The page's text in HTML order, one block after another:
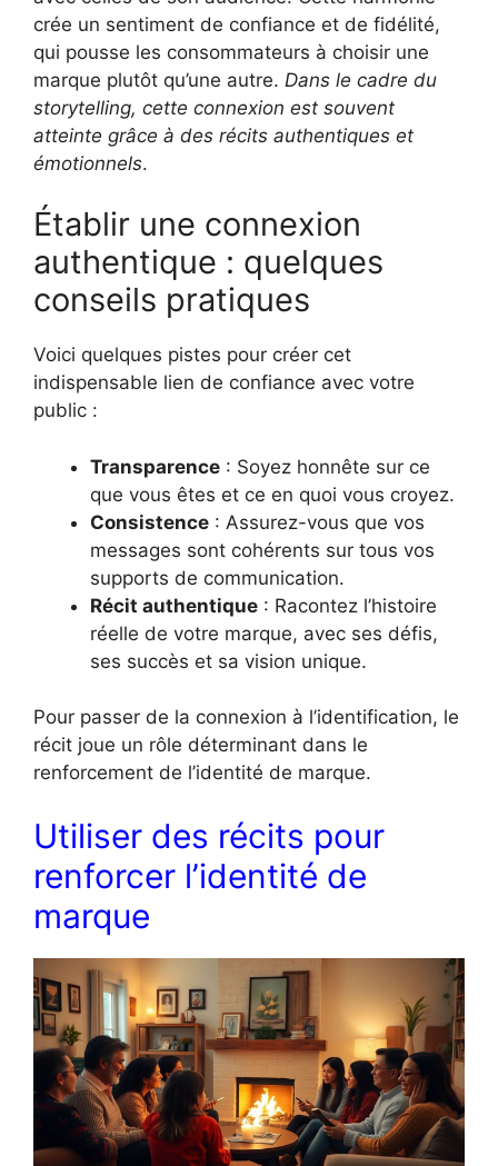
crée un sentiment de confiance et de fidélité,
qui pousse les consommateurs à choisir une
marque plutôt qu’une autre. Dans le cadre du
storytelling, cette connexion est souvent
atteinte grâce à des récits authentiques et
émotionnels.
Établir une connexion
authentique : quelques
conseils pratiques
Voici quelques pistes pour créer cet
indispensable lien de confiance avec votre
public :
Transparence : Soyez honnête sur ce
que vous êtes et ce en quoi vous croyez.
Consistence : Assurez-vous que vos
messages sont cohérents sur tous vos
supports de communication.
Récit authentique : Racontez l’histoire
réelle de votre marque, avec ses défis,
ses succès et sa vision unique.
Pour passer de la connexion à l’identification, le
récit joue un rôle déterminant dans le
renforcement de l’identité de marque.
Utiliser des récits pour
renforcer l’identité de
marque